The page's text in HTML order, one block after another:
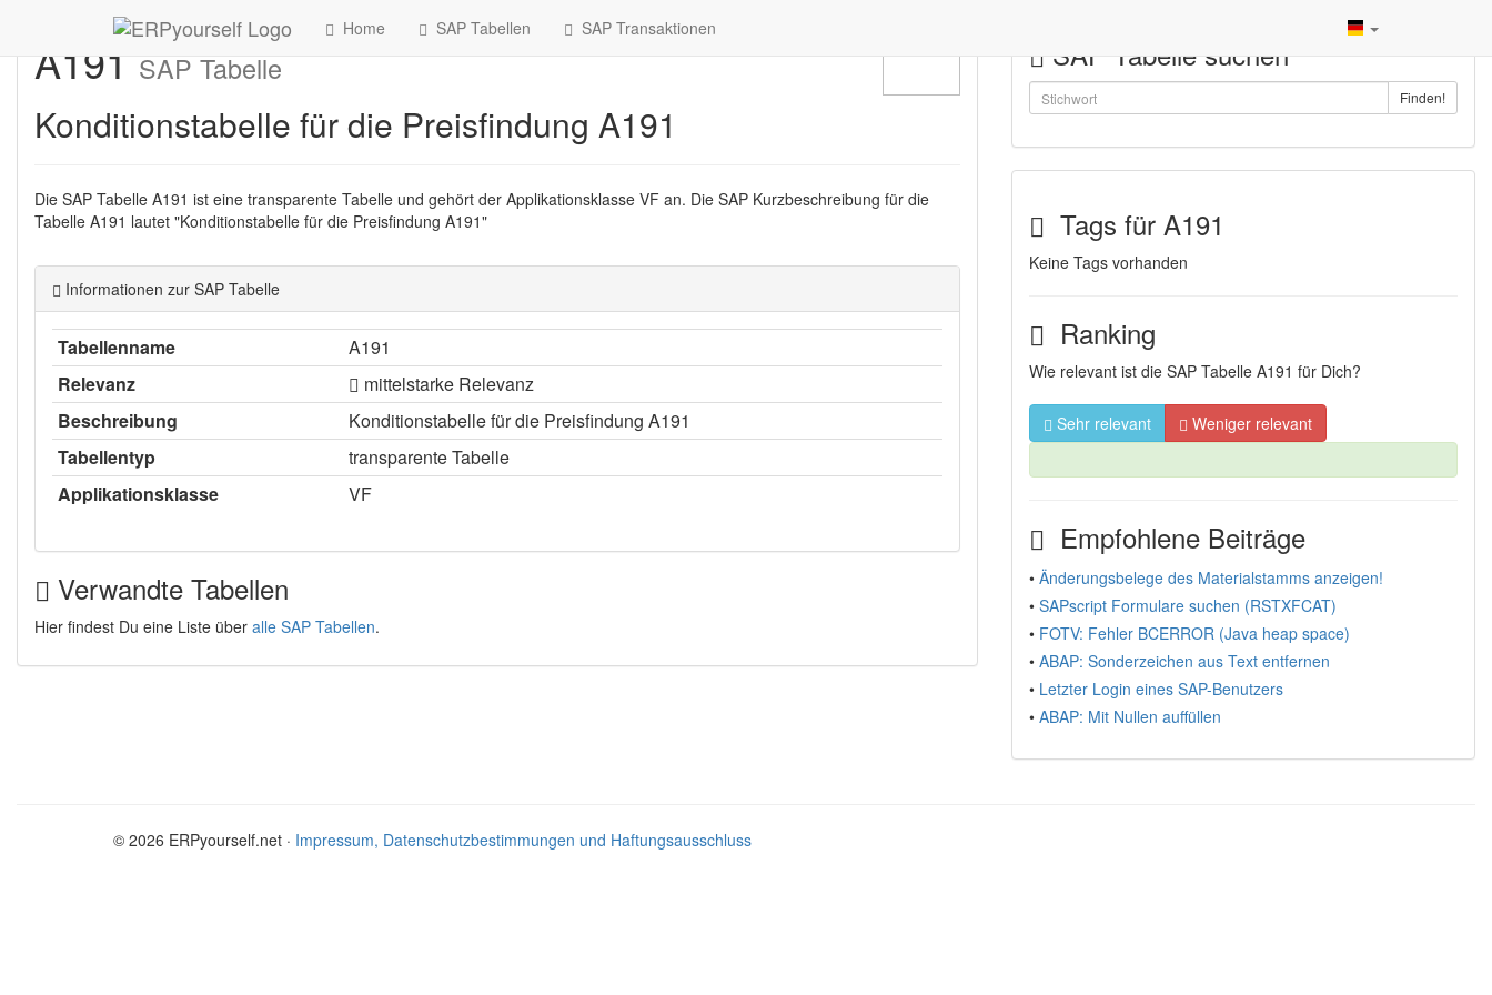
Home SAP Tabellen SAP Transaktionen
A191SAP Tabelle
Konditionstabelle für die Preisfindung A191
Die SAP Tabelle A191 ist eine transparente Tabelle und gehört der Applikationsklasse VF an. Die SAP Kurzbeschreibung für die
Tabelle A191 lautet "Konditionstabelle für die Preisfindung A191"
Informationen zur SAP Tabelle
Tabellenname
A191
Relevanz
mittelstarke Relevanz
Beschreibung
Konditionstabelle für die Preisfindung A191
Tabellentyp
transparente Tabelle
Applikationsklasse
VF
Verwandte Tabellen
Hier findest Du eine Liste über alle SAP Tabellen.
SAP Tabelle suchen
Finden!
Tags für A191
Keine Tags vorhanden
Ranking
Wie relevant ist die SAP Tabelle A191 für Dich?
Sehr relevant Weniger relevant
Empfohlene Beiträge
• Änderungsbelege des Materialstamms anzeigen!
• SAPscript Formulare suchen (RSTXFCAT)
• FOTV: Fehler BCERROR (Java heap space)
• ABAP: Sonderzeichen aus Text entfernen
• Letzter Login eines SAP-Benutzers
• ABAP: Mit Nullen auffüllen
© 2026 ERPyourself.net · Impressum, Datenschutzbestimmungen und Haftungsausschluss